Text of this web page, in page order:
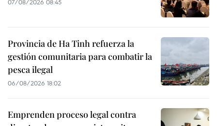
07/08/2026 08:45
Provincia de Ha Tinh refuerza la
gestión comunitaria para combatir la
pesca ilegal
06/08/2026 18:02
Emprenden proceso legal contra